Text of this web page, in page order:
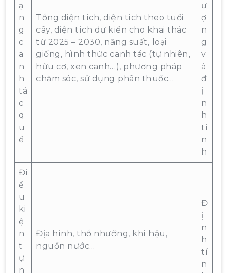
ạ
n
g
c
a
n
h
tá
c
q
u
ế
Tổng diện tích, diện tích theo tuổi
cây, diện tích dự kiến cho khai thác
từ 2025 – 2030, năng suất, loại
giống, hình thức canh tác (tự nhiên,
hữu cơ, xen canh…), phương pháp
chăm sóc, sử dụng phân thuốc…
ư
ợ
n
g
v
à
đ
ị
n
h
tí
n
h
Đi
ề
u
ki
ệ
n
t
ự
n
Địa hình, thổ nhưỡng, khí hậu,
nguồn nước…
Đ
ị
n
h
tí
n